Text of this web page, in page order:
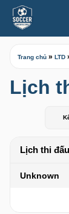
Trang chủ » LTD
Lịch
Lịch thi
Unknown